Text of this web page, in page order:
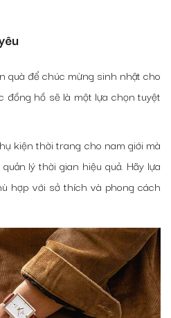
quà để chúc mừng sinh nhật cho
đồng hồ sẽ là một lựa chọn tuyệt
kiện thời trang cho nam giới mà
lý thời gian hiệu quả. Hãy lựa
hợp với sở thích và phong cách